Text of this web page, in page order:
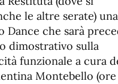
le altre serate) una
Dance che sarà
dimostrativo sulla
funzionale a cura
Montebello (ore